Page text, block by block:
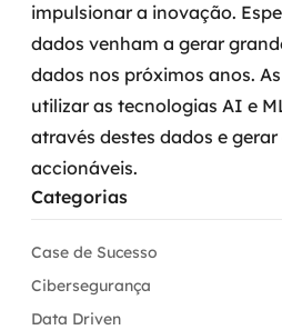
impulsionar a inovação.
dados venham a gerar
dados nos próximos anos.
utilizar as tecnologias AI e
através destes dados e
accionáveis.
Categorias
Case de Sucesso
Cibersegurança
Data Driven